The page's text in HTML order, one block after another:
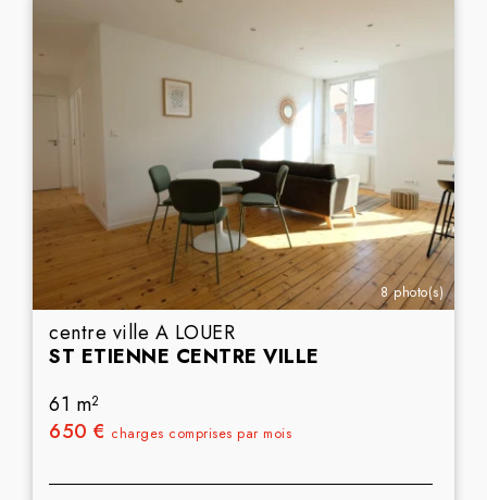
8 photo(s)
centre ville A LOUER
ST ETIENNE CENTRE VILLE
61 m2
650 € charges comprises par mois